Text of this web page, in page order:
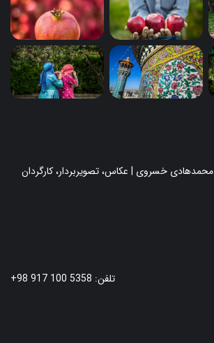
محمدهادی خسروی | عکاس، تصویربردار، کارگردان
تلفن: 5358 100 917 98+